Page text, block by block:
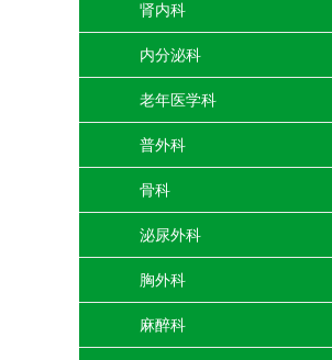
肾内科
内分泌科
老年医学科
普外科
骨科
泌尿外科
胸外科
麻醉科